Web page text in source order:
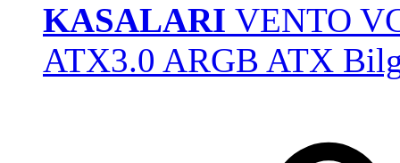
KASALARI VENTO
ATX3.0 ARGB ATX